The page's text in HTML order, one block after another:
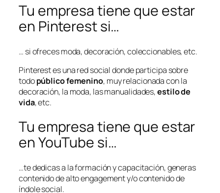
Tu empresa tiene que estar
en Pinterest si…
… si ofreces moda, decoración, coleccionables, etc.
Pinterest es una red social donde participa sobre
todopúblico femenino, muy relacionada con la
decoración, la moda, las manualidades,estilo de
vida, etc.
Tu empresa tiene que estar
en YouTube si…
…te dedicas a la formación y capacitación, generas
contenido de alto engagement y/o contenido de
índole social.